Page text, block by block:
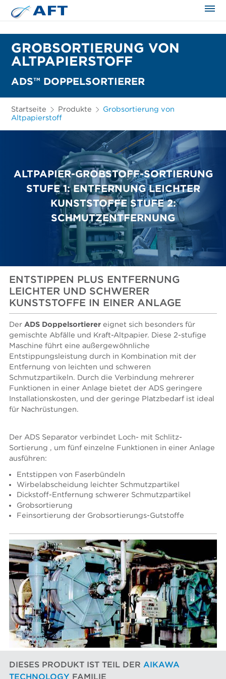
GROBSORTIERUNG VON
ALTPAPIERSTOFF
ADS™ DOPPELSORTIERER
Startseite Produkte
Grobsortierung von
Altpapierstoff
ALTPAPIER-GROBSTOFF-SORTIERUNG
STUFE 1: ENTFERNUNG LEICHTER
KUNSTSTOFFE STUFE 2:
SCHMUTZENTFERNUNG
ENTSTIPPEN PLUS ENTFERNUNG
LEICHTER UND SCHWERER
KUNSTSTOFFE IN EINER ANLAGE
Der ADS Doppelsortierer eignet sich besonders für
gemischte Abfälle und Kraft-Altpapier. Diese 2-stufige
Maschine führt eine außergewöhnliche
Entstippungsleistung durch in Kombination mit der
Entfernung von leichten und schweren
Schmutzpartikeln. Durch die Verbindung mehrerer
Funktionen in einer Anlage bietet der ADS geringere
Installationskosten, und der geringe Platzbedarf ist ideal
für Nachrüstungen.
Der ADS Separator verbindet Loch- mit Schlitz-
Sortierung , um fünf einzelne Funktionen in einer Anlage
ausführen:
Entstippen von Faserbündeln
Wirbelabscheidung leichter Schmutzpartikel
Dickstoff-Entfernung schwerer Schmutzpartikel
Grobsortierung
Feinsortierung der Grobsortierungs-Gutstoffe
DIESES PRODUKT IST TEIL DER AIKAWA
TECHNOLOGY FAMILIE